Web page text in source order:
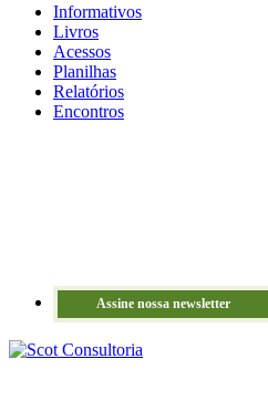
Informativos
Livros
Acessos
Planilhas
Relatórios
Encontros
Assine nossa newsletter